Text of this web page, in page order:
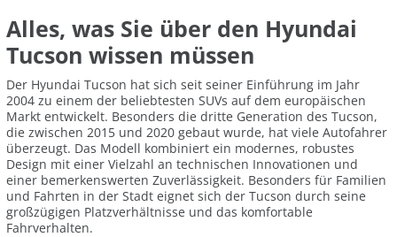
Alles, was Sie über den Hyundai
Tucson wissen müssen
Der Hyundai Tucson hat sich seit seiner Einführung im Jahr
2004 zu einem der beliebtesten SUVs auf dem europäischen
Markt entwickelt. Besonders die dritte Generation des Tucson,
die zwischen 2015 und 2020 gebaut wurde, hat viele Autofahrer
überzeugt. Das Modell kombiniert ein modernes, robustes
Design mit einer Vielzahl an technischen Innovationen und
einer bemerkenswerten Zuverlässigkeit. Besonders für Familien
und Fahrten in der Stadt eignet sich der Tucson durch seine
großzügigen Platzverhältnisse und das komfortable
Fahrverhalten.